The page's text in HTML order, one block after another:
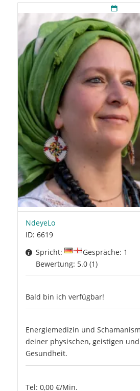
NdeyeLo
ID: 6619
Spricht:
Gespräche: 1
Bewertung: 5.0 (1)
Bald bin ich verfügbar!
Energiemedizin und
deiner physischen, geistigen
Gesundheit.
Tel: 0,00 €/Min.